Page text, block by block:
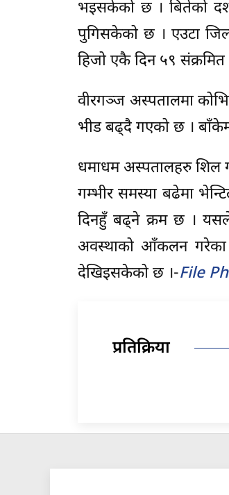
भइसकेको छ । बितेको
पुगिसकेको छ । एउटा
हिजो एकै दिन ५९ संक्रमित
वीरगञ्ज अस्पतालमा
भीड बढ्दै गएको छ ।
धमाधम अस्पतालहरु शिल
गम्भीर समस्या बढेमा
दिनहुँ बढ्ने क्रम छ ।
अवस्थाको आँकलन गरेका
देखिइसकेको छ ।-File
प्रतिक्रिया